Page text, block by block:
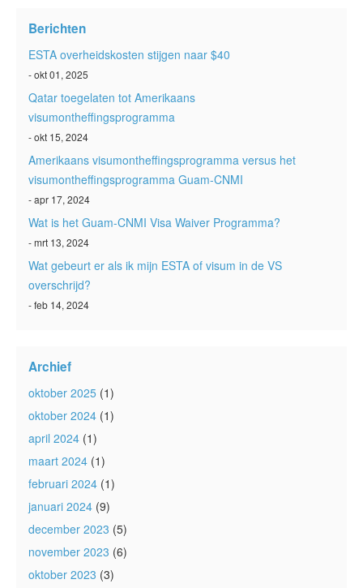
Berichten
ESTA overheidskosten stijgen naar $40
- okt 01, 2025
Qatar toegelaten tot Amerikaans
visumontheffingsprogramma
- okt 15, 2024
Amerikaans visumontheffingsprogramma versus het
visumontheffingsprogramma Guam-CNMI
- apr 17, 2024
Wat is het Guam-CNMI Visa Waiver Programma?
- mrt 13, 2024
Wat gebeurt er als ik mijn ESTA of visum in de VS
overschrijd?
- feb 14, 2024
Archief
oktober 2025 (1)
oktober 2024 (1)
april 2024 (1)
maart 2024 (1)
februari 2024 (1)
januari 2024 (9)
december 2023 (5)
november 2023 (6)
oktober 2023 (3)